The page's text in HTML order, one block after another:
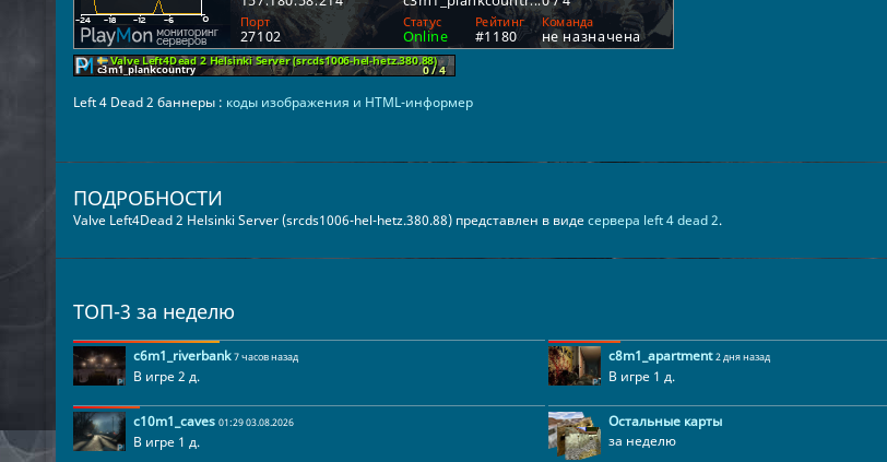
Left 4 Dead 2 баннеры : коды изображения и HTML-информер
ПОДРОБНОСТИ
Valve Left4Dead 2 Helsinki Server (srcds1006-hel-hetz.380.88) представлен в видесервера left 4 dead 2.
ТОП-3 за неделю
c6m1_riverbank 7 часов назад
В игре 2 д.
c8m1_apartment 2 дня назад
В игре 1 д.
c10m1_caves 01:29 03.08.2026
В игре 1 д.
Остальные карты
за неделю